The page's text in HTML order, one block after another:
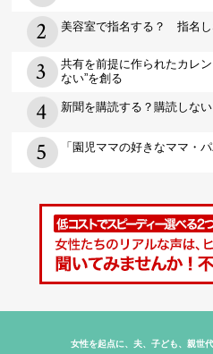
美容室で指名する？ 指名し
共有を前提に作られたカレ
ない”を創る
新聞を購読する？購読しな
「園児ママの好きなママ・
女性を起点に、夫、子ども、親世